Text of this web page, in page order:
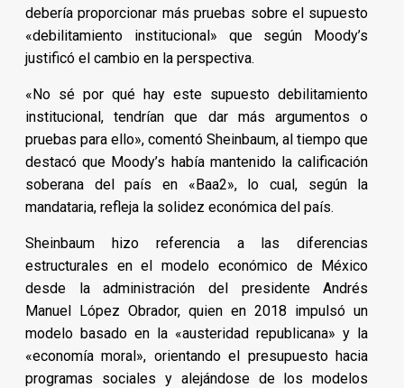
debería proporcionar más pruebas sobre el supuesto
«debilitamiento institucional» que según Moody’s
justificó el cambio en la perspectiva.
«No sé por qué hay este supuesto debilitamiento
institucional, tendrían que dar más argumentos o
pruebas para ello», comentó Sheinbaum, al tiempo que
destacó que Moody’s había mantenido la calificación
soberana del país en «Baa2», lo cual, según la
mandataria, refleja la solidez económica del país.
Sheinbaum hizo referencia a las diferencias
estructurales en el modelo económico de México
desde la administración del presidente Andrés
Manuel López Obrador, quien en 2018 impulsó un
modelo basado en la «austeridad republicana» y la
«economía moral», orientando el presupuesto hacia
programas sociales y alejándose de los modelos